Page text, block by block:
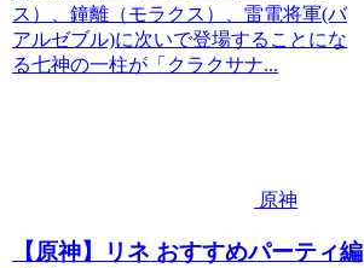
ス）、鐘離（モラクス）、雷電将軍(バ
アルゼブル)に次いで登場することにな
る七神の一柱が「クラクサナ...
原神
【原神】リネ おすすめパーティ編